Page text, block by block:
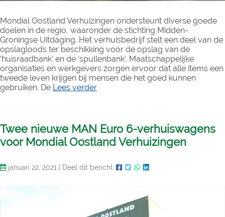
Mondial Oostland Verhuizingen ondersteunt diverse goede
doelen in de regio, waaronder de stichting Midden-
Groningse Uitdaging. Het verhuisbedrijf stelt een deel van de
opslagloods ter beschikking voor de opslag van de
‘huisraadbank’ en de ‘spullenbank’. Maatschappelijke
organisaties en werkgevers zorgen ervoor dat alle items een
tweede leven krijgen bij mensen die het goed kunnen
gebruiken. De Lees verder
Twee nieuwe MAN Euro 6-verhuiswagens
voor Mondial Oostland Verhuizingen
januari 22, 2021 Deel dit bericht: